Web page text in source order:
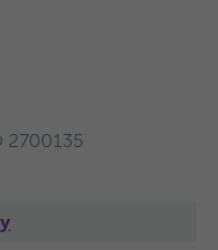
2700135